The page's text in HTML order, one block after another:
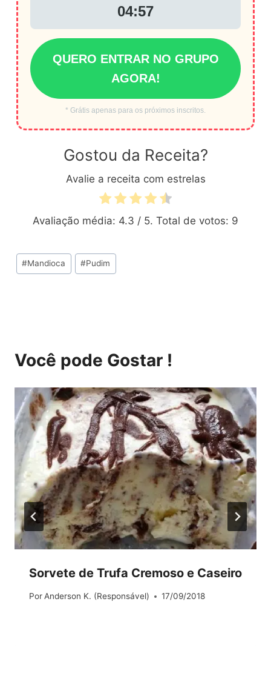
04:56
QUERO ENTRAR NO GRUPO
AGORA!
* Grátis apenas para os próximos inscritos.
Gostou da Receita?
Avalie a receita com estrelas
Avaliação média: 4.3 / 5. Total de votos: 9
Tags
do
#Mandioca #Pudim
Você pode Gostar !
Sorvete de Trufa Cremoso e Caseiro
Por Anderson K. (Responsável) 17/09/2018